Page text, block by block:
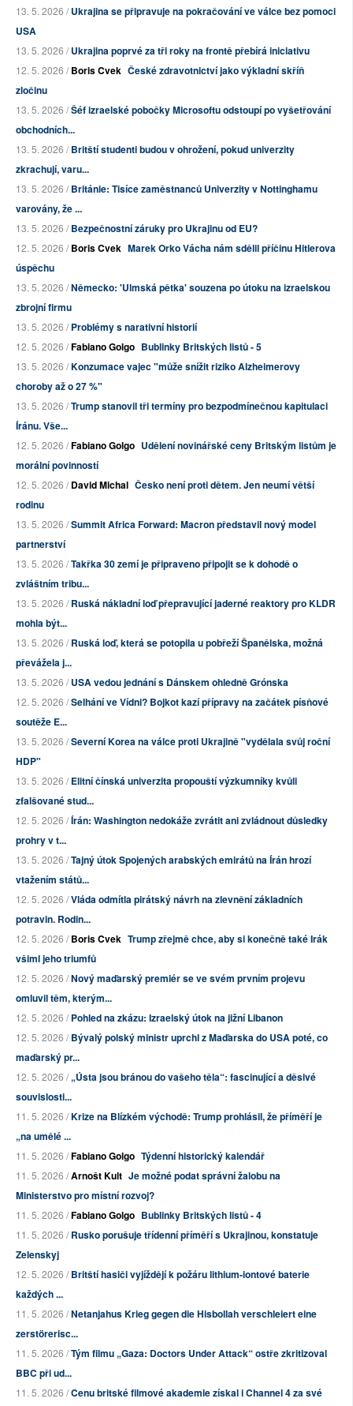
13. 5. 2026 /Ukrajina se připravuje na pokračování ve válce bez pomoci
USA
13. 5. 2026 /Ukrajina poprvé za tři roky na frontě přebírá iniciativu
12. 5. 2026 /Boris Cvek České zdravotnictví jako výkladní skříň
zločinu
13. 5. 2026 /Šéf izraelské pobočky Microsoftu odstoupí po vyšetřování
obchodních...
13. 5. 2026 /Britští studenti budou v ohrožení, pokud univerzity
zkrachují, varu...
13. 5. 2026 /Británie: Tisíce zaměstnanců Univerzity v Nottinghamu
varovány, že ...
13. 5. 2026 /Bezpečnostní záruky pro Ukrajinu od EU?
12. 5. 2026 /Boris Cvek Marek Orko Vácha nám sdělil příčinu Hitlerova
úspěchu
13. 5. 2026 /Německo: 'Ulmská pětka' souzena po útoku na izraelskou
zbrojní firmu
13. 5. 2026 /Problémy s narativní historií
12. 5. 2026 /Fabiano Golgo Bublinky Britských listů - 5
13. 5. 2026 /Konzumace vajec "může snížit riziko Alzheimerovy
choroby až o 27 %"
13. 5. 2026 /Trump stanovil tři termíny pro bezpodmínečnou kapitulaci
Íránu. Vše...
12. 5. 2026 /Fabiano Golgo Udělení novinářské ceny Britským listům je
morální povinností
12. 5. 2026 /David Michal Česko není proti dětem. Jen neumí větší
rodinu
13. 5. 2026 /Summit Africa Forward: Macron představil nový model
partnerství
13. 5. 2026 /Takřka 30 zemí je připraveno připojit se k dohodě o
zvláštním tribu...
13. 5. 2026 /Ruská nákladní loď přepravující jaderné reaktory pro KLDR
mohla být...
13. 5. 2026 /Ruská loď, která se potopila u pobřeží Španělska, možná
převážela j...
13. 5. 2026 /USA vedou jednání s Dánskem ohledně Grónska
12. 5. 2026 /Selhání ve Vídni? Bojkot kazí přípravy na začátek písňové
soutěže E...
13. 5. 2026 /Severní Korea na válce proti Ukrajině "vydělala svůj roční
HDP"
13. 5. 2026 /Elitní čínská univerzita propouští výzkumníky kvůli
zfalšované stud...
12. 5. 2026 /Írán: Washington nedokáže zvrátit ani zvládnout důsledky
prohry v t...
13. 5. 2026 /Tajný útok Spojených arabských emirátů na Írán hrozí
vtažením států...
12. 5. 2026 /Vláda odmítla pirátský návrh na zlevnění základních
potravin. Rodin...
12. 5. 2026 /Boris Cvek Trump zřejmě chce, aby si konečně také Irák
všiml jeho triumfů
12. 5. 2026 /Nový maďarský premiér se ve svém prvním projevu
omluvil těm, kterým...
12. 5. 2026 /Pohled na zkázu: Izraelský útok na jižní Libanon
12. 5. 2026 /Bývalý polský ministr uprchl z Maďarska do USA poté, co
maďarský pr...
12. 5. 2026 /„Ústa jsou bránou do vašeho těla“: fascinující a děsivé
souvislosti...
11. 5. 2026 /Krize na Blízkém východě: Trump prohlásil, že příměří je
„na umělé ...
11. 5. 2026 /Fabiano Golgo Týdenní historický kalendář
11. 5. 2026 /Arnošt Kult Je možné podat správní žalobu na
Ministerstvo pro místní rozvoj?
11. 5. 2026 /Fabiano Golgo Bublinky Britských listů - 4
11. 5. 2026 /Rusko porušuje třídenní příměří s Ukrajinou, konstatuje
Zelenskyj
12. 5. 2026 /Britští hasiči vyjíždějí k požáru lithium-iontové baterie
každých ...
11. 5. 2026 /Netanjahus Krieg gegen die Hisbollah verschleiert eine
zerstörerisc...
11. 5. 2026 /Tým filmu „Gaza: Doctors Under Attack“ ostře zkritizoval
BBC při ud...
11. 5. 2026 /Cenu britské filmové akademie získal i Channel 4 za své